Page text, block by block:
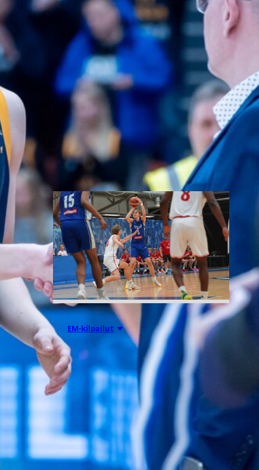
Suomen 15-vuotiaiden tyttöjen
maajoukkue jatkoi
voittokulkuaan Lohjalla
pelattavassa Nordic Open -
turnauksessa kaatamalla
Islannin vakuuttavasti 70–47.
Sudenpennut kohtaa huomenna
turnauksen päätösottelussa
Latvian klo 15.
EM-kilpailut 05.08.2026 18:54
Suomen 16-
vuotiaat
suuntaavat B-
divisioonan